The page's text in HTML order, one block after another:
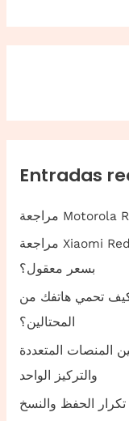
Entradas
مراجعة Xiaomi Redmi Turbo 5 — أداء ينافس الفlagship
بسعر معقول؟
تحمي هاتفك من
المحتالين؟
المنصات المتعددة
والتركيز الواحد
الحفظ والنسخ